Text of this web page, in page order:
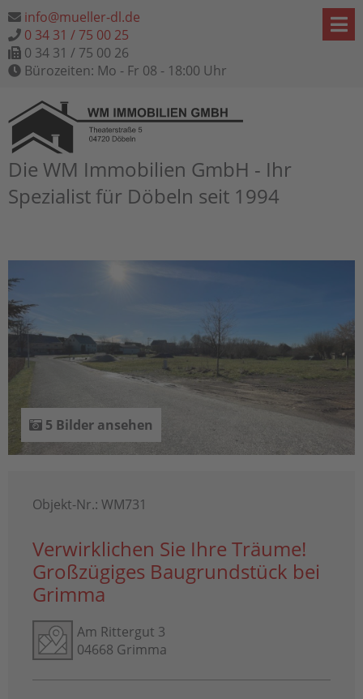
info@mueller-dl.de
0 34 31 / 75 00 25
0 34 31 / 75 00 26
Bürozeiten: Mo - Fr 08 - 18:00 Uhr
Die WM Immobilien GmbH - Ihr
Spezialist für Döbeln seit 1994
5 Bilder ansehen
Objekt-Nr.: WM731
Verwirklichen Sie Ihre Träume!
Großzügiges Baugrundstück bei
Grimma
Am Rittergut 3
04668 Grimma